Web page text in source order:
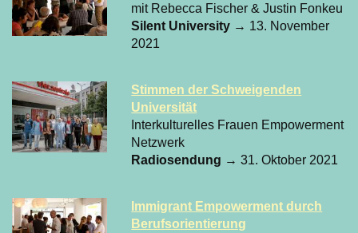
mit Rebecca Fischer & Justin Fonkeu
Silent University → 13. November
2021
Stimmen der Schweigenden
Universität
Interkulturelles Frauen Empowerment
Netzwerk
Radiosendung → 31. Oktober 2021
Immigrant Empowerment durch
Berufsorientierung